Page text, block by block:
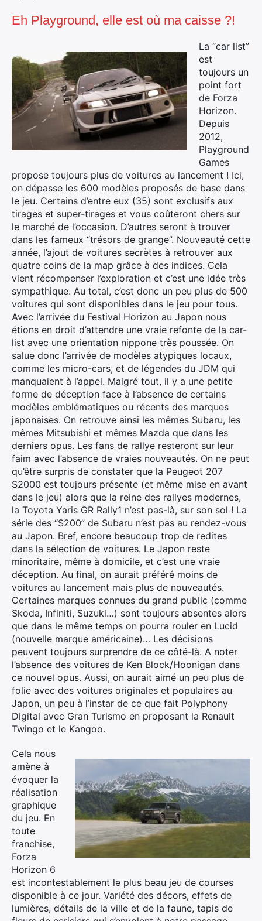
Eh Playground, elle est où ma caisse ?!
La “car list”
est
toujours un
point fort
de Forza
Horizon.
Depuis
2012,
Playground
Games
propose toujours plus de voitures au lancement ! Ici,
on dépasse les 600 modèles proposés de base dans
le jeu. Certains d’entre eux (35) sont exclusifs aux
tirages et super-tirages et vous coûteront chers sur
le marché de l’occasion. D’autres seront à trouver
dans les fameux “trésors de grange”. Nouveauté cette
année, l’ajout de voitures secrètes à retrouver aux
quatre coins de la map grâce à des indices. Cela
vient récompenser l’exploration et c’est une idée très
sympathique. Au total, c’est donc un peu plus de 500
voitures qui sont disponibles dans le jeu pour tous.
Avec l’arrivée du Festival Horizon au Japon nous
étions en droit d’attendre une vraie refonte de la car-
list avec une orientation nippone très poussée. On
salue donc l’arrivée de modèles atypiques locaux,
comme les micro-cars, et de légendes du JDM qui
manquaient à l’appel. Malgré tout, il y a une petite
forme de déception face à l’absence de certains
modèles emblématiques ou récents des marques
japonaises. On retrouve ainsi les mêmes Subaru, les
mêmes Mitsubishi et mêmes Mazda que dans les
derniers opus. Les fans de rallye resteront sur leur
faim avec l’absence de vraies nouveautés. On ne peut
qu’être surpris de constater que la Peugeot 207
S2000 est toujours présente (et même mise en avant
dans le jeu) alors que la reine des rallyes modernes,
la Toyota Yaris GR Rally1 n’est pas-là, sur son sol ! La
série des “S200” de Subaru n’est pas au rendez-vous
au Japon. Bref, encore beaucoup trop de redites
dans la sélection de voitures. Le Japon reste
minoritaire, même à domicile, et c’est une vraie
déception. Au final, on aurait préféré moins de
voitures au lancement mais plus de nouveautés.
Certaines marques connues du grand public (comme
Skoda, Infiniti, Suzuki…) sont toujours absentes alors
que dans le même temps on pourra rouler en Lucid
(nouvelle marque américaine)… Les décisions
peuvent toujours surprendre de ce côté-là. A noter
l’absence des voitures de Ken Block/Hoonigan dans
ce nouvel opus. Aussi, on aurait aimé un peu plus de
folie avec des voitures originales et populaires au
Japon, un peu à l’instar de ce que fait Polyphony
Digital avec Gran Turismo en proposant la Renault
Twingo et le Kangoo.
Cela nous
amène à
évoquer la
réalisation
graphique
du jeu. En
toute
franchise,
Forza
Horizon 6
est incontestablement le plus beau jeu de courses
disponible à ce jour. Variété des décors, effets de
lumières, détails de la ville et de la faune, tapis de